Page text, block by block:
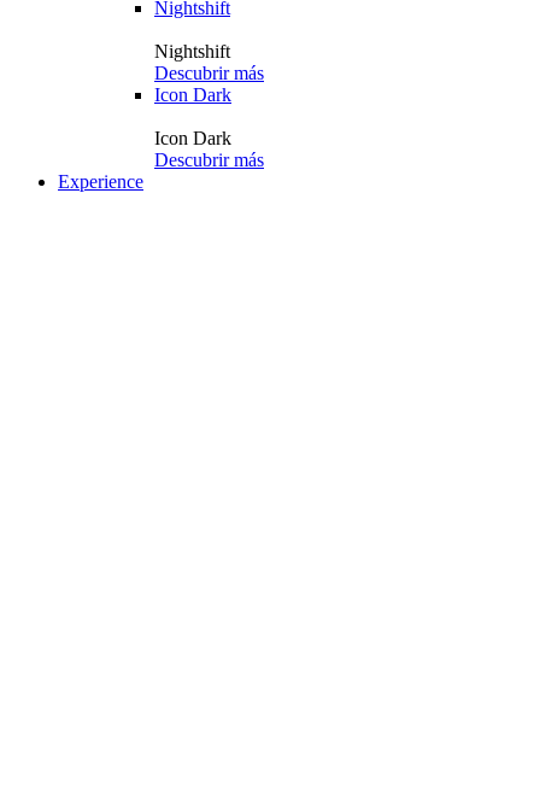
Nightshift
Nightshift
Descubrir más
Icon Dark
Icon Dark
Descubrir más
Experience